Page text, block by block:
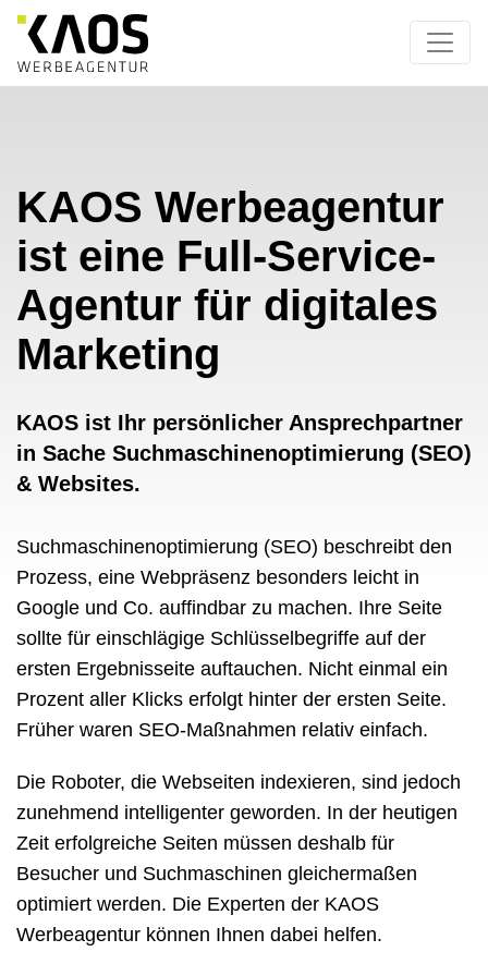
KAOS Werbeagentur
ist eine Full-Service-
Agentur für digitales
Marketing
KAOS ist Ihr persönlicher Ansprechpartner
in Sache Suchmaschinenoptimierung (SEO)
& Websites.
Suchmaschinenoptimierung (SEO) beschreibt den
Prozess, eine Webpräsenz besonders leicht in
Google und Co. auffindbar zu machen. Ihre Seite
sollte für einschlägige Schlüsselbegriffe auf der
ersten Ergebnisseite auftauchen. Nicht einmal ein
Prozent aller Klicks erfolgt hinter der ersten Seite.
Früher waren SEO-Maßnahmen relativ einfach.
Die Roboter, die Webseiten indexieren, sind jedoch
zunehmend intelligenter geworden. In der heutigen
Zeit erfolgreiche Seiten müssen deshalb für
Besucher und Suchmaschinen gleichermaßen
optimiert werden. Die Experten der KAOS
Werbeagentur können Ihnen dabei helfen.